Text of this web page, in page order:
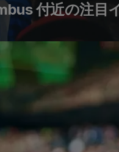
付近の注目